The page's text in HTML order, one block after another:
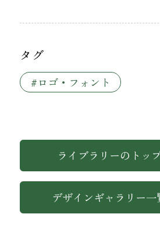
タグ
#ロゴ・フォント
ライブラリーのトッ
デザインギャラリー一